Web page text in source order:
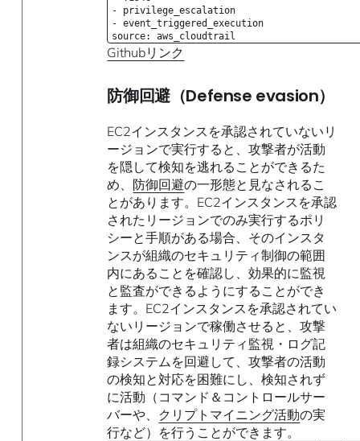
- privilege_escalation
- event_triggered_execution
source: aws_cloudtrail
Githubリンク
防御回避（Defense evasion）
EC2インスタンスを承認されていないリ
ージョンで実行すると、攻撃者が活動
を隠して検知を逃れることができるた
め、 防御回避の一形態と見なされるこ
とがあります。EC2インスタンスを承認
されたリージョンでのみ実行するポリ
シーと手順がある場合、そのインスタ
ンスが組織のセキュリティ制御の範囲
内にあることを確認し、効果的に監視
と監査ができるようにすることができ
ます。EC2インスタンスを承認されてい
ないリージョンで稼働させると、攻撃
者は組織のセキュリティ監視・ログ記
録システムを回避して、攻撃者の活動
の検知と対応を困難にし、検知されず
に活動（コマンド＆コントロールサー
バーや、 クリプトマイニング活動の実
行など）を行うことができます。